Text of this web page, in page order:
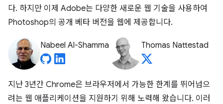
다. 하지만 이제 Adobe는 다양한 새로운 웹 기술을 사용하여
Photoshop의 공개 베타 버전을 웹에 제공합니다.
Nabeel Al-Shamma Thomas Nattestad
지난 3년간 Chrome은 브라우저에서 가능한 한계를 뛰어넘으
려는 웹 애플리케이션을 지원하기 위해 노력해 왔습니다. 이러